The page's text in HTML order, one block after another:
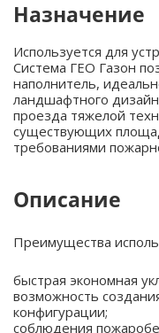
Назначение
Используется для
Система ГЕО Газон
наполнитель,
ландшафтного
проезда тяжелой
существующих
требованиями
Описание
Преимущества
быстрая экономная
возможность
конфигурации;
соблюдения